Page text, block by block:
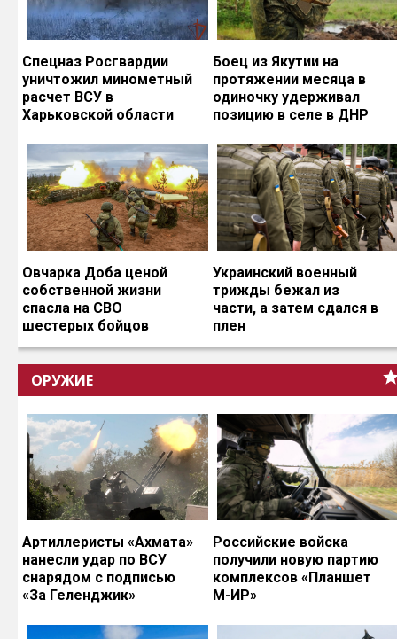
Спецназ Росгвардии
уничтожил минометный
расчет ВСУ в
Харьковской области
Боец из Якутии на
протяжении месяца в
одиночку удерживал
позицию в селе в ДНР
Овчарка Доба ценой
собственной жизни
спасла на СВО
шестерых бойцов
Украинский военный
трижды бежал из
части, а затем сдался в
плен
ОРУЖИЕ
Артиллеристы «Ахмата»
нанесли удар по ВСУ
снарядом с подписью
«За Геленджик»
Российские войска
получили новую партию
комплексов «Планшет
М-ИР»